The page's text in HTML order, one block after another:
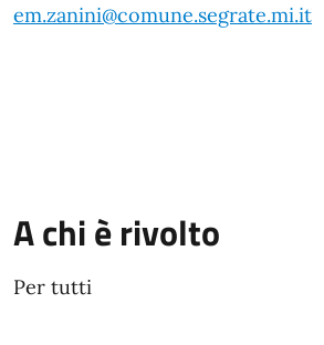
em.zanini@comune.segrate.mi.it
A chi è rivolto
Per tutti